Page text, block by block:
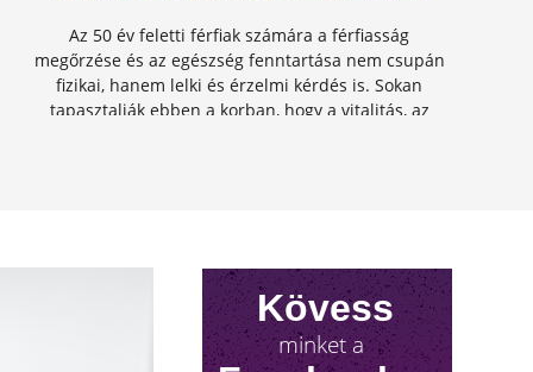
Az 50 év feletti férfiak számára a férfiasság
megőrzése és az egészség fenntartása nem csupán
fizikai, hanem lelki és érzelmi kérdés is. Sokan
tapasztalják ebben a korban, hogy a vitalitás, az
Kövess
minket a